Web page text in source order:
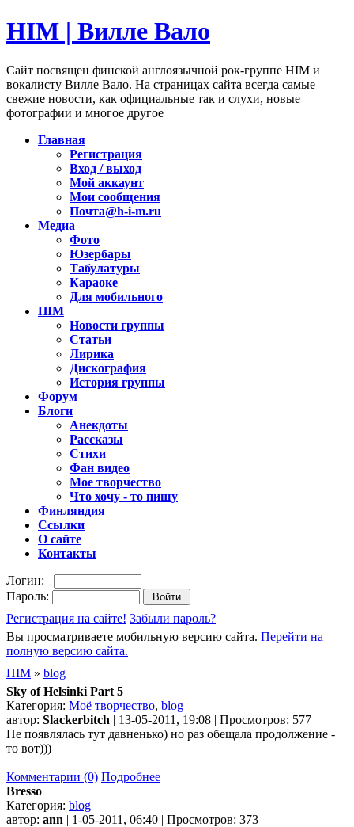
HIM | Вилле Вало
Сайт посвящен финской англоязычной рок-группе HIM и
вокалисту Вилле Вало. На страницах сайта всегда самые
свежие новости, как официальные так и слухи, новые
фотографии и многое другое
Главная
Регистрация
Вход / выход
Мой аккаунт
Мои сообщения
Почта@h-i-m.ru
Медиа
Фото
Юзербары
Табулатуры
Караоке
Для мобильного
HIM
Новости группы
Статьи
Лирика
Дискография
История группы
Форум
Блоги
Анекдоты
Рассказы
Стихи
Фан видео
Мое творчество
Что хочу - то пишу
Финляндия
Ссылки
О сайте
Контакты
Логин:
Пароль:
Регистрация на сайте! Забыли пароль?
Вы просматриваете мобильную версию сайта. Перейти на
полную версию сайта.
HIM » blog
Sky of Helsinki Part 5
Категория: Моё творчество, blog
автор: Slackerbitch | 13-05-2011, 19:08 | Просмотров: 577
Не появлялась тут давненько) но раз обещала продолжение -
то вот)))
Комментарии (0) Подробнее
Bresso
Категория: blog
автор: ann | 1-05-2011, 06:40 | Просмотров: 373